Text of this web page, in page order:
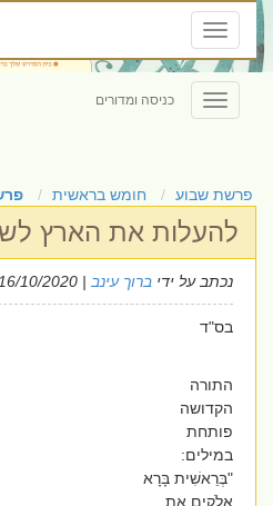
Toggle
navigation
Toggle
navigation
כניסה ומדורים
פרשת שבוע חומש בראשית
להעלות את הארץ
נכתב על ידיברוך עינב| 16/10/2020
בס"ד
התורה
הקדושה
פותחת
במילים:
"בְּרֵאשִׁית בָּרָא
אֱלֹקִים אֵת